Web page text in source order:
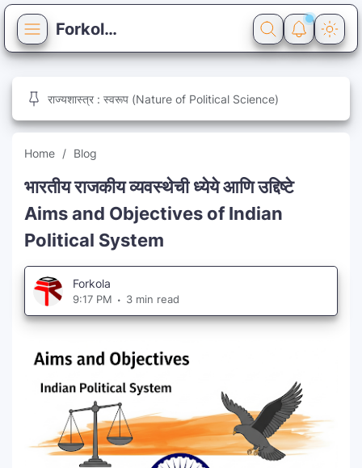
Forkola
Blog
General Knowledge
Reference
Syllabus
Pages
About
Contact
Privacy
राज्यशास्त्र : स्वरूप (Nature of Political Science)
Home Blog
भारतीय राजकीय व्यवस्थेची ध्येये आणि उद्दिष्टे
Aims and Objectives of Indian
Political System
Forkola
9:17 PM 3 min read